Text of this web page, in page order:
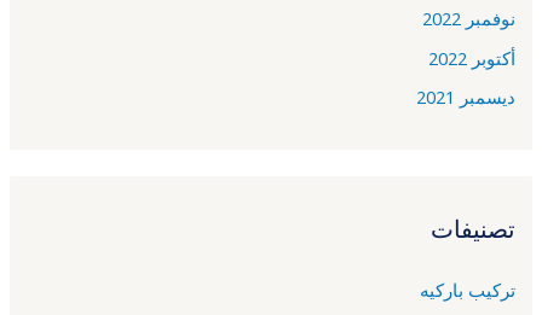
نوفمبر 2022
أكتوبر 2022
ديسمبر 2021
تصنيفات
تركيب باركيه